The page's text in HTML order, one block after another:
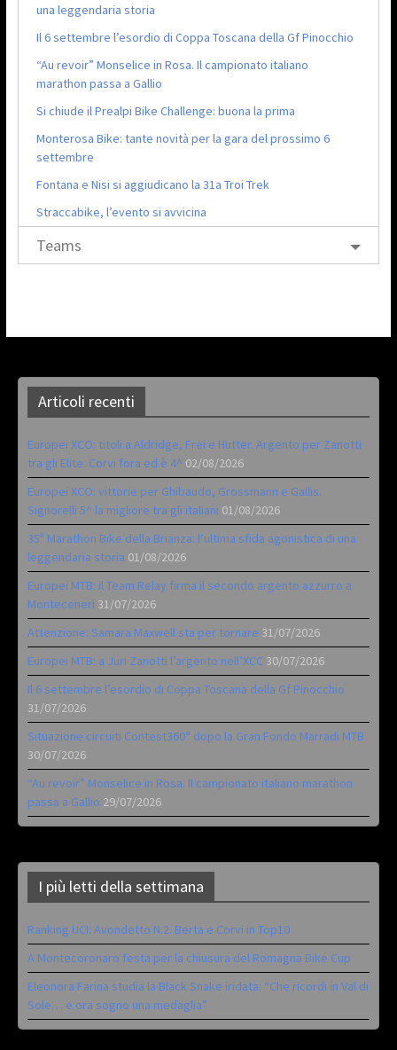
una leggendaria storia
Il 6 settembre l’esordio di Coppa Toscana della Gf Pinocchio
“Au revoir” Monselice in Rosa. Il campionato italiano
marathon passa a Gallio
Si chiude il Prealpi Bike Challenge: buona la prima
Monterosa Bike: tante novità per la gara del prossimo 6
settembre
Fontana e Nisi si aggiudicano la 31a Troi Trek
Straccabike, l’evento si avvicina
Teams
Articoli recenti
Europei XCO: titoli a Aldridge, Frei e Hutter. Argento per Zanotti
tra gli Elite. Corvi fora ed è 4^ 02/08/2026
Europei XCO: vittorie per Ghibaudo, Grossmann e Gallis.
Signorelli 5^ la migliore tra gli italiani 01/08/2026
35ª Marathon Bike della Brianza: l’ultima sfida agonistica di una
leggendaria storia 01/08/2026
Europei MTB: il Team Relay firma il secondo argento azzurro a
Monteceneri 31/07/2026
Attenzione: Samara Maxwell sta per tornare 31/07/2026
Europei MTB: a Juri Zanotti l’argento nell’XCC 30/07/2026
Il 6 settembre l’esordio di Coppa Toscana della Gf Pinocchio
31/07/2026
Situazione circuiti Contest360° dopo la Gran Fondo Marradi MTB
30/07/2026
“Au revoir” Monselice in Rosa. Il campionato italiano marathon
passa a Gallio 29/07/2026
I più letti della settimana
Ranking UCI: Avondetto N.2. Berta e Corvi in Top10
A Montecoronaro festa per la chiusura del Romagna Bike Cup
Eleonora Farina studia la Black Snake iridata: “Che ricordi in Val di
Sole… e ora sogno una medaglia”